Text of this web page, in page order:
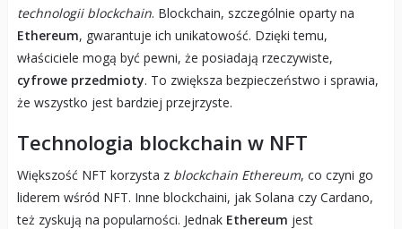
technologii blockchain. Blockchain, szczególnie oparty na
Ethereum, gwarantuje ich unikatowość. Dzięki temu,
właściciele mogą być pewni, że posiadają rzeczywiste,
cyfrowe przedmioty. To zwiększa bezpieczeństwo i sprawia,
że wszystko jest bardziej przejrzyste.
Technologia blockchain w NFT
Większość NFT korzysta z blockchain Ethereum, co czyni go
liderem wśród NFT. Inne blockchaini, jak Solana czy Cardano,
też zyskują na popularności. Jednak Ethereum jest